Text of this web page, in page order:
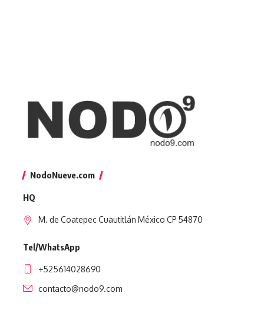
NodoNueve.com
HQ
M. de Coatepec Cuautitlán México CP 54870
Tel/WhatsApp
+525614028690
contacto@nodo9.com